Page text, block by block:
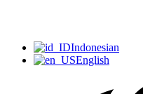
Indonesian
English